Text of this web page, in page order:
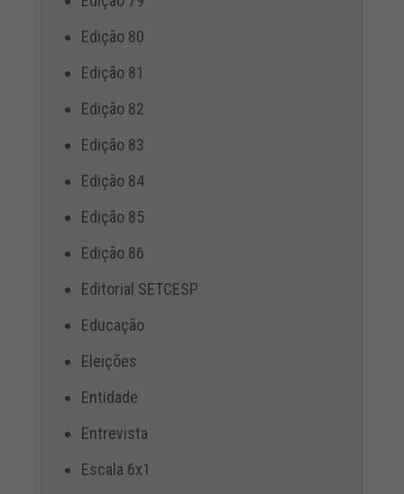
Edição 80
Edição 81
Edição 82
Edição 83
Edição 84
Edição 85
Edição 86
Editorial SETCESP
Educação
Eleições
Entidade
Entrevista
Escala 6x1